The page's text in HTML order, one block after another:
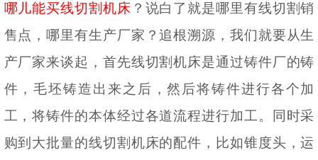
哪儿能买线切割机床 ？说白了就是哪里有线切割销
售点，哪里有生产厂家？追根溯源，我们就要从生
产厂家来谈起，首先线切割机床是通过铸件厂的铸
件，毛坯铸造出来之后，然后将铸件进行各个加
工，将铸件的本体经过各道流程进行加工。同时采
购到大批量的线切割机床的配件，比如锥度头，运